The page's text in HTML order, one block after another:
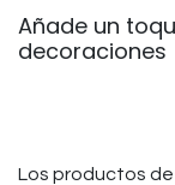
Añade un
decoraciones
Los productos